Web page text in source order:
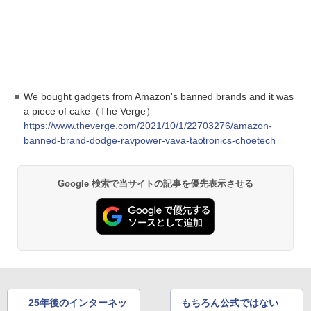
We bought gadgets from Amazon's banned brands and it was
a piece of cake（The Verge）
https://www.theverge.com/2021/10/1/22703276/amazon-
banned-brand-dodge-ravpower-vava-taotronics-choetech
Google 検索で当サイトの記事を優先表示させる
25年後のインターネッ
もちろん公式ではない